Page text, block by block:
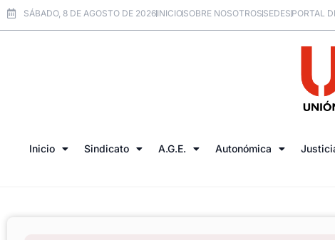
SÁBADO, 8 DE AGOSTO DE 2026INICIOSOBRE NOSOTROSSEDESPORTAL
Inicio Sindicato A.G.E. Autonómica